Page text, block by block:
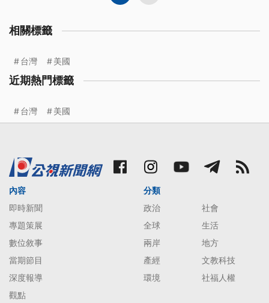
相關標籤
台灣 美國
近期熱門標籤
台灣 美國
內容
即時新聞
專題策展
數位敘事
當期節目
深度報導
觀點
分類
政治
社會
全球
生活
兩岸
地方
產經
文教科技
環境
社福人權